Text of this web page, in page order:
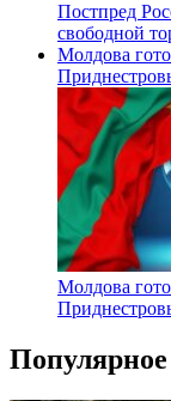
Постпред
свободной
Молдова
Молдова